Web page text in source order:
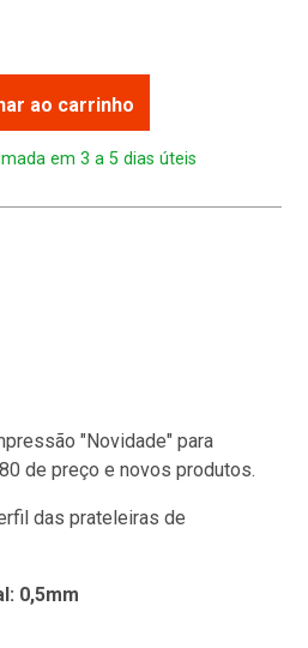
ao carrinho
em 3 a 5 dias úteis
"Novidade" para
de preço e novos produtos.
das prateleiras de
0,5mm